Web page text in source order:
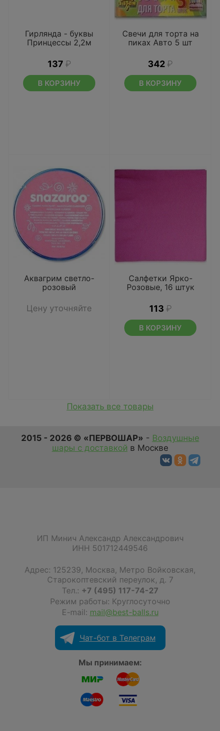
Гирлянда - буквы
Принцессы 2,2м
137 ₽
В КОРЗИНУ
Свечи для торта на
пиках Авто 5 шт
342 ₽
В КОРЗИНУ
Аквагрим светло-
розовый
Цену уточняйте
Салфетки Ярко-
Розовые, 16 штук
113 ₽
В КОРЗИНУ
Показать все товары
2015 - 2026 © «ПЕРВОШАР» - Воздушные
шары с доставкой в Москве
ИП Минич Александр Александрович
ИНН 501712449546
Адрес: 125239, Москва, Метро Войковская,
Старокоптевский переулок, д. 7
Тел.: +7 (495) 117-74-27
Режим работы: Круглосуточно
E-mail: mail@best-balls.ru
Чат-бот в Телеграм
Мы принимаем: